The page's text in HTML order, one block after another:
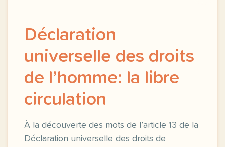
Déclaration
universelle des droits
de l’homme: la libre
circulation
À la découverte des mots de l’article 13 de la
Déclaration universelle des droits de